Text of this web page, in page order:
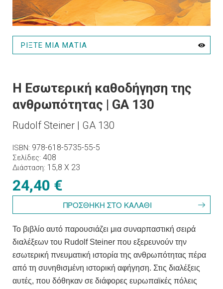
ΡΙΞΤΕ ΜΙΑ ΜΑΤΙΑ
Η Εσωτερική καθοδήγηση της
ανθρωπότητας | GA 130
Rudolf Steiner | GA 130
ISBN 978-618-5735-55-5
Σελίδες 408
Διάσταση 15,8 Χ 23
24,40 €
Το βιβλίο αυτό παρουσιάζει μια συναρπαστική σειρά
διαλέξεων του Rudolf Steiner που εξερευνούν την
εσωτερική πνευματική ιστορία της ανθρωπότητας πέρα
από τη συνηθισμένη ιστορική αφήγηση. Στις διαλέξεις
αυτές, που δόθηκαν σε διάφορες ευρωπαϊκές πόλεις